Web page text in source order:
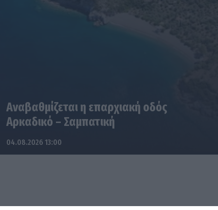
Αναβαθμίζεται η επαρχιακή οδός
Αρκαδικό – Σαμπατική
04.08.2026 13:00